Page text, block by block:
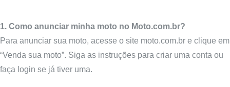
1. Como anunciar minha moto no Moto.com.br?
Para anunciar sua moto, acesse o site moto.com.br e clique em
“Venda sua moto”. Siga as instruções para criar uma conta ou
faça login se já tiver uma.